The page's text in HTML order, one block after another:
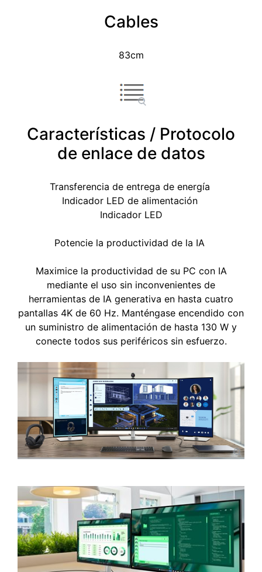
Cables
83cm
Características / Protocolo
de enlace de datos
Transferencia de entrega de energía
Indicador LED de alimentación
Indicador LED
Potencie la productividad de la IA
Maximice la productividad de su PC con IA
mediante el uso sin inconvenientes de
herramientas de IA generativa en hasta cuatro
pantallas 4K de 60 Hz. Manténgase encendido con
un suministro de alimentación de hasta 130 W y
conecte todos sus periféricos sin esfuerzo.